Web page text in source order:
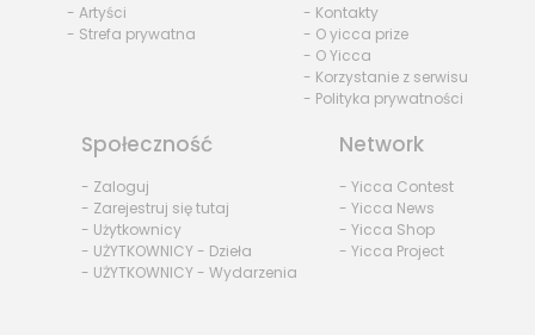
- Artyści
- Strefa prywatna
- Kontakty
- O yicca prize
- O Yicca
- Korzystanie z serwisu
- Polityka prywatności
Społeczność
- Zaloguj
- Zarejestruj się tutaj
- Użytkownicy
- UŻYTKOWNICY - Dzieła
- UŻYTKOWNICY - Wydarzenia
Network
- Yicca Contest
- Yicca News
- Yicca Shop
- Yicca Project